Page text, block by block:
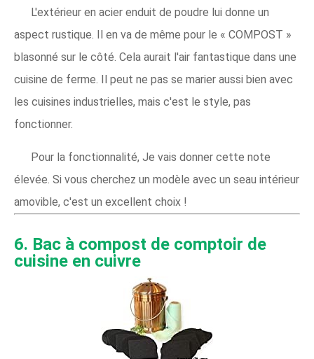
L'extérieur en acier enduit de poudre lui donne un
aspect rustique. Il en va de même pour le « COMPOST »
blasonné sur le côté. Cela aurait l'air fantastique dans une
cuisine de ferme. Il peut ne pas se marier aussi bien avec
les cuisines industrielles, mais c'est le style, pas
fonctionner.
Pour la fonctionnalité, Je vais donner cette note
élevée. Si vous cherchez un modèle avec un seau intérieur
amovible, c'est un excellent choix !
6. Bac à compost de comptoir de
cuisine en cuivre